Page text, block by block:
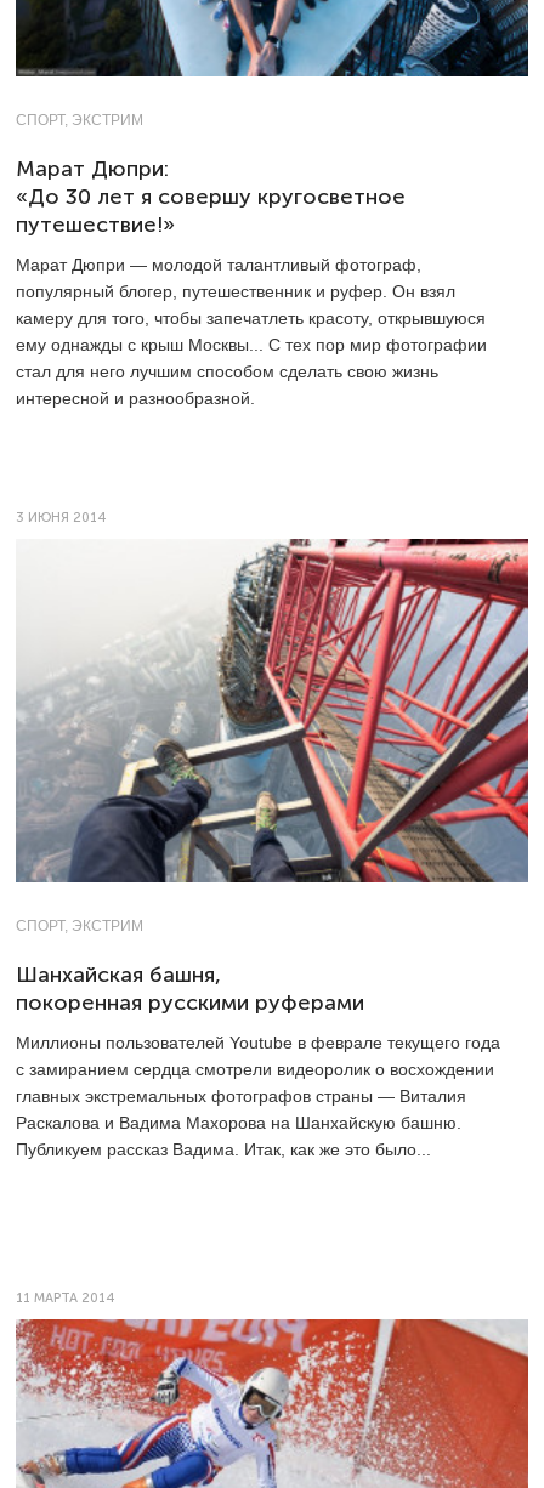
СПОРТ, ЭКСТРИМ
Марат Дюпри:
«До 30 лет я совершу кругосветное
путешествие!»
Марат Дюпри — молодой талантливый фотограф,
популярный блогер, путешественник и руфер. Он взял
камеру для того, чтобы запечатлеть красоту, открывшуюся
ему однажды с крыш Москвы... С тех пор мир фотографии
стал для него лучшим способом сделать свою жизнь
интересной и разнообразной.
3 ИЮНЯ 2014
СПОРТ, ЭКСТРИМ
Шанхайская башня,
покоренная русскими руферами
Миллионы пользователей Youtube в феврале текущего года
с замиранием сердца смотрели видеоролик о восхождении
главных экстремальных фотографов страны — Виталия
Раскалова и Вадима Махорова на Шанхайскую башню.
Публикуем рассказ Вадима. Итак, как же это было...
11 МАРТА 2014